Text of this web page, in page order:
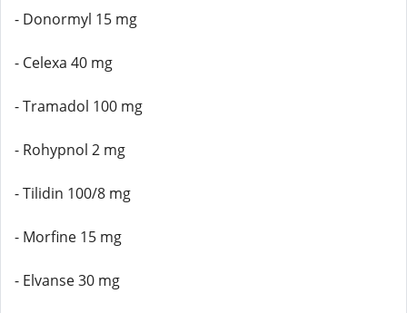
- Donormyl 15 mg
- Celexa 40 mg
- Tramadol 100 mg
- Rohypnol 2 mg
- Tilidin 100/8 mg
- Morfine 15 mg
- Elvanse 30 mg